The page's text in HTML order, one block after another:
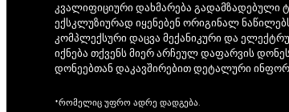
კვალიფიციური დახმარება გადამზადებული
ექსკლუზიურად იყენებენ ორიგინალ
კომპლექსური დაცვა მექანიკური და
იქნება თქვენს მიერ არჩეულ დაფარვის
დონეებთან დაკავშირებით დეტალური
*რომელიც უფრო ადრე დადგება.